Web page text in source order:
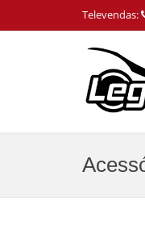
Televendas: